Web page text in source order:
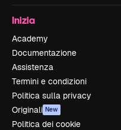
Inizia
Academy
Documentazione
Assistenza
Termini e condizioni
Politica sulla privacy
Originali New
Politica dei cookie